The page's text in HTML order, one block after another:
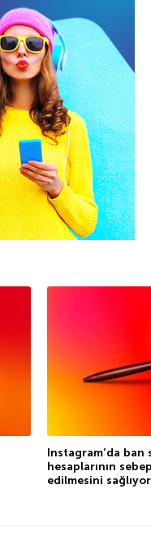
Instagram’da ban
hesaplarının
edilmesini sağlıyor